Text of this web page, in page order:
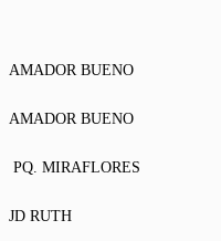
AMADOR BUENO
AMADOR BUENO
PQ. MIRAFLORES
JD RUTH